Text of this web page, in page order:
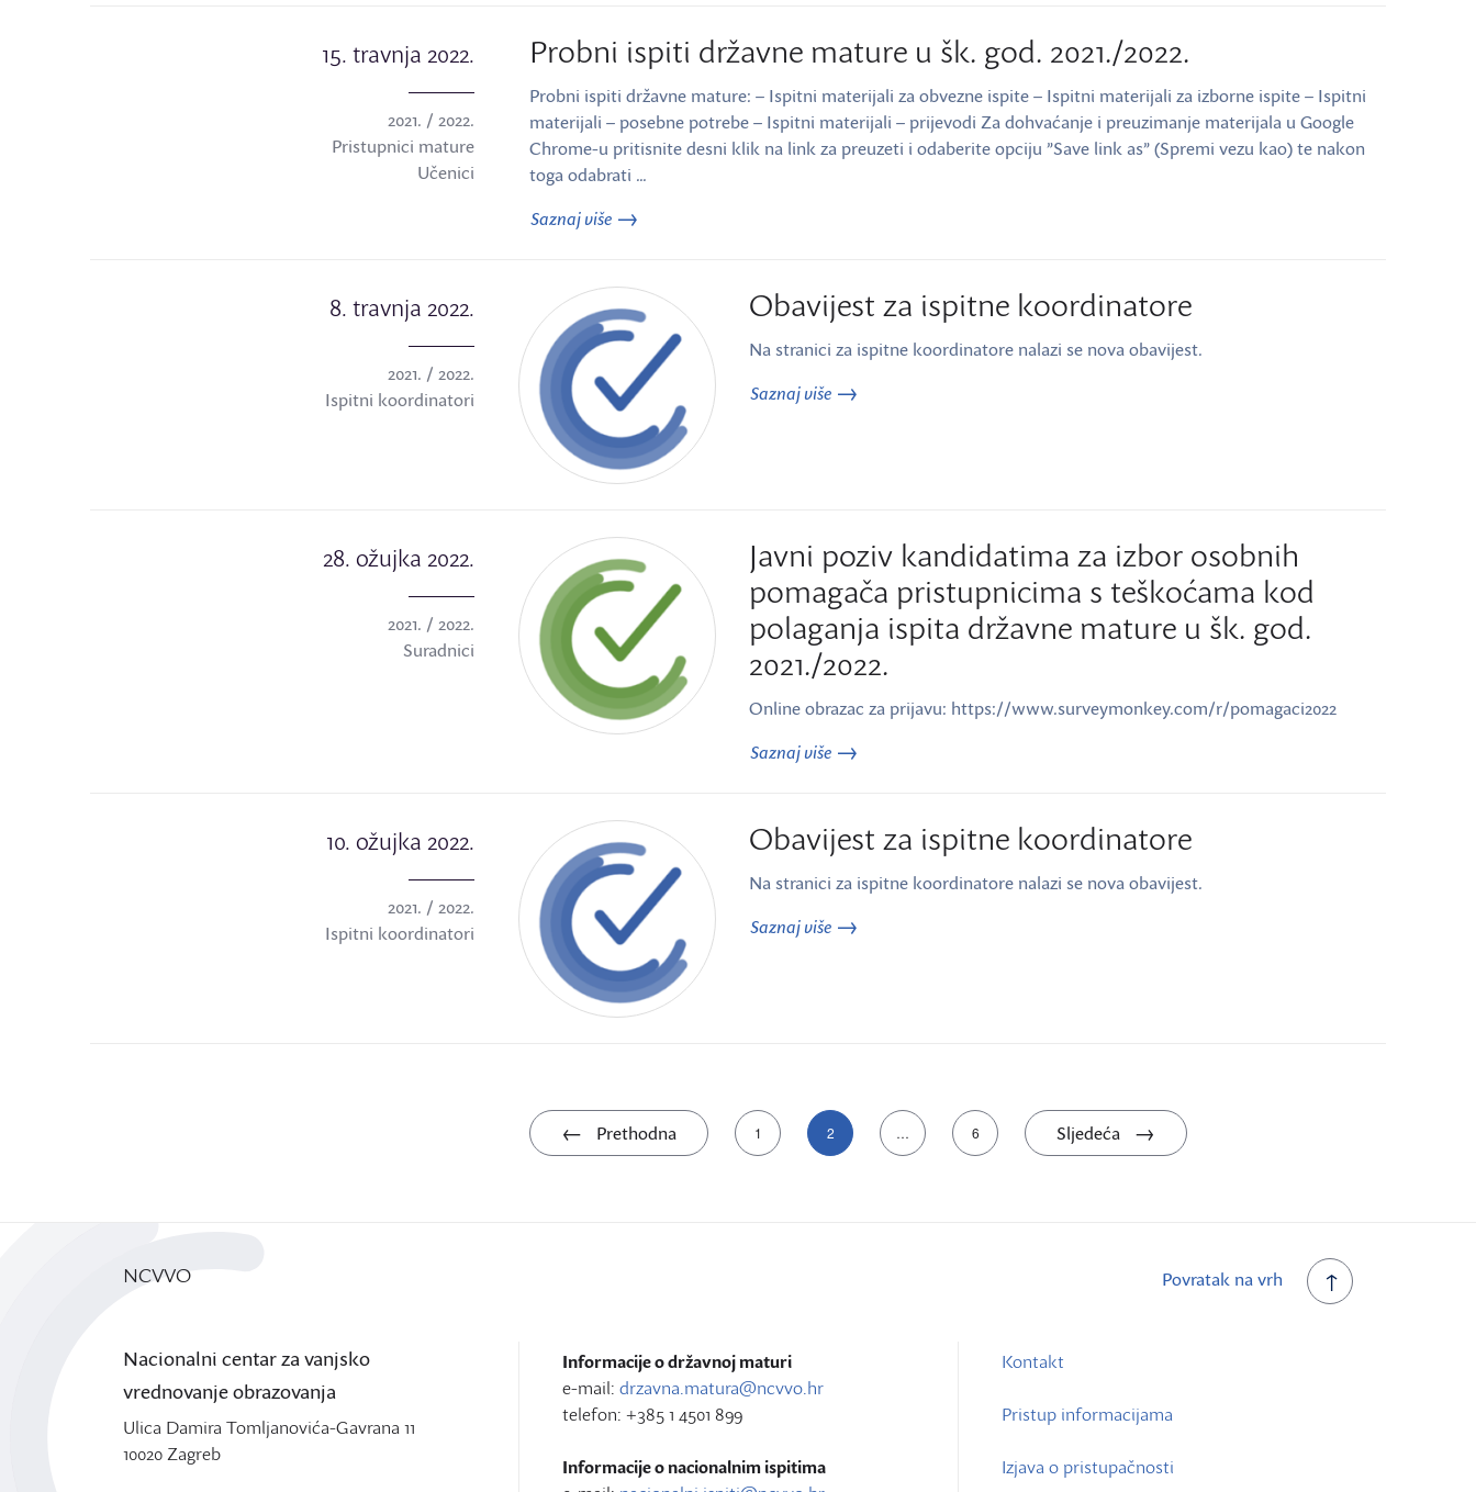
15. travnja 2022.
2021. / 2022.
Pristupnici mature
Učenici
Probni ispiti državne mature u šk. god. 2021./2022.
Probni ispiti državne mature: – Ispitni materijali za obvezne ispite – Ispitni materijali za izborne ispite – Ispitni
materijali – posebne potrebe – Ispitni materijali – prijevodi Za dohvaćanje i preuzimanje materijala u Google
Chrome-u pritisnite desni klik na link za preuzeti i odaberite opciju ”Save link as” (Spremi vezu kao) te nakon
toga odabrati …
Saznaj više
8. travnja 2022.
2021. / 2022.
Ispitni koordinatori
Obavijest za ispitne koordinatore
Na stranici za ispitne koordinatore nalazi se nova obavijest.
Saznaj više
28. ožujka 2022.
2021. / 2022.
Suradnici
Javni poziv kandidatima za izbor osobnih
pomagača pristupnicima s teškoćama kod
polaganja ispita državne mature u šk. god.
2021./2022.
Online obrazac za prijavu: https://www.surveymonkey.com/r/pomagaci2022
Saznaj više
10. ožujka 2022.
2021. / 2022.
Ispitni koordinatori
Obavijest za ispitne koordinatore
Na stranici za ispitne koordinatore nalazi se nova obavijest.
Saznaj više
Brojevi
stranicaPrethodna 1 2 … 6 Sljedeća
Povratak na vrh
NCVVO
Nacionalni centar za vanjsko
vrednovanje obrazovanja
Ulica Damira Tomljanovića-Gavrana 11
10020 Zagreb
Informacije o državnoj maturi
e-mail: drzavna.matura@ncvvo.hr
telefon: +385 1 4501 899
Informacije o nacionalnim ispitima
Kontakt
Pristup informacijama
Izjava o pristupačnosti